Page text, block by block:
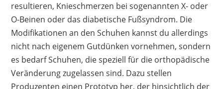
Vorteile
atmungsaktiv
geringes Gewicht
vielseitig einsetzbar
hoher Tragekomfort
resultieren, Knieschmerzen bei sogenannten X- oder
O-Beinen oder das diabetische Fußsyndrom. Die
Modifikationen an den Schuhen kannst du allerdings
nicht nach eigenem Gutdünken vornehmen, sondern
es bedarf Schuhen, die speziell für die orthopädische
Veränderung zugelassen sind. Dazu stellen
Produzenten einen Prototyp her, der hinsichtlich der